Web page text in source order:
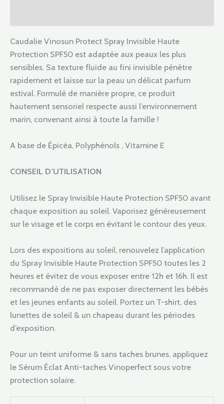
Caudalie Vinosun Protect Spray Invisible Haute
Protection SPF50 est adaptée aux peaux les plus
sensibles. Sa texture fluide au fini invisible pénètre
rapidement et laisse sur la peau un délicat parfum
estival. Formulé de manière propre, ce produit
hautement sensoriel respecte aussi l’environnement
marin, convenant ainsi à toute la famille !
A base de Épicéa, Polyphénols , Vitamine E
CONSEIL D’UTILISATION
Utilisez le Spray Invisible Haute Protection SPF50 avant
chaque exposition au soleil. Vaporisez généreusement
sur le visage et le corps en évitant le contour des yeux.
Lors des expositions au soleil, renouvelez l’application
du Spray Invisible Haute Protection SPF50 toutes les 2
heures et évitez de vous exposer entre 12h et 16h. Il est
recommandé de ne pas exposer directement les bébés
et les jeunes enfants au soleil. Portez un T-shirt, des
lunettes de soleil & un chapeau durant les périodes
d’exposition.
Pour un teint uniforme & sans taches brunes, appliquez
le Sérum Éclat Anti-taches Vinoperfect sous votre
protection solaire.